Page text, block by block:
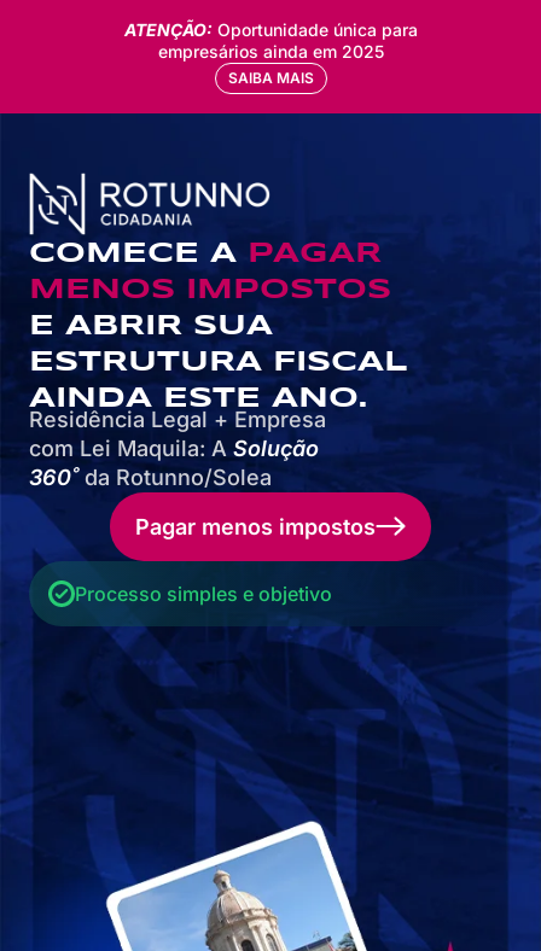
ATENÇÃO: Oportunidade única para
empresários ainda em 2025
SAIBA MAIS
COMECE A
PAGAR
MENOS IMPOSTOS
E ABRIR SUA
ESTRUTURA FISCAL
AINDA ESTE ANO.
Residência Legal + Empresa
com Lei Maquila: A Solução
360˚da Rotunno/Solea
Pagar menos impostos
Processo simples e objetivo
Faça apenas uma única viagem
Equipe especializada no Paraguai
+20.000 cidadanias reconhecidas